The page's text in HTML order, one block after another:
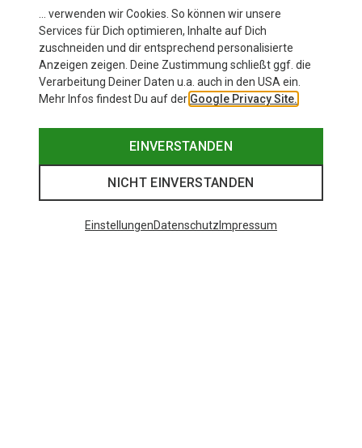
… verwenden wir Cookies. So können wir unsere
Services für Dich optimieren, Inhalte auf Dich
zuschneiden und dir entsprechend personalisierte
Anzeigen zeigen. Deine Zustimmung schließt ggf. die
Verarbeitung Deiner Daten u.a. auch in den USA ein.
Mehr Infos findest Du auf der Google Privacy Site.
EINVERSTANDEN
NICHT EINVERSTANDEN
EinstellungenDatenschutz Impressum